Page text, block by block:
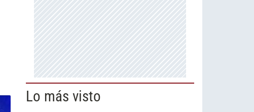
Lo más visto